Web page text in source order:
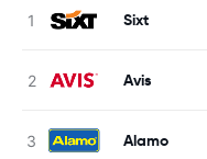
Sixt
Avis
Alamo